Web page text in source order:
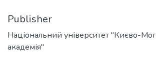
Publisher
Національний університет "Києво-
академія"